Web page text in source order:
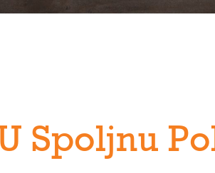
Spoljnu